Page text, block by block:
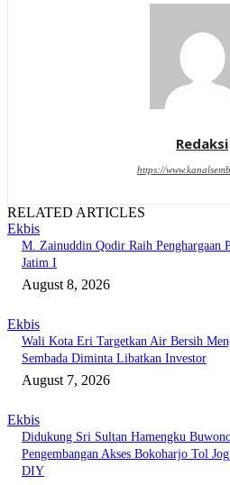
Redaksi
https://
RELATED ARTICLES
Ekbis
M. Zainuddin Qodir Raih Penghargaan
Jatim I
August 8, 2026
Ekbis
Wali Kota Eri Targetkan Air Bersih
Sembada Diminta Libatkan Investor
August 7, 2026
Ekbis
Didukung Sri Sultan Hamengku
Pengembangan Akses Bokoharjo Tol
DIY